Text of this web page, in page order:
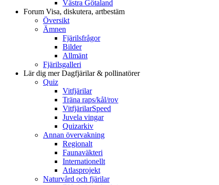
Västra Götaland
Forum Visa, diskutera, artbestäm
Översikt
Ämnen
Fjärilsfrågor
Bilder
Allmänt
Fjärilsgalleri
Lär dig merDagfjärilar & pollinatörer
Quiz
Vitfjärilar
Träna raps/kål/rov
VitfjärilarSpeed
Juvela vingar
Quizarkiv
Annan övervakning
Regionalt
Faunaväkteri
Internationellt
Atlasprojekt
Naturvård och fjärilar